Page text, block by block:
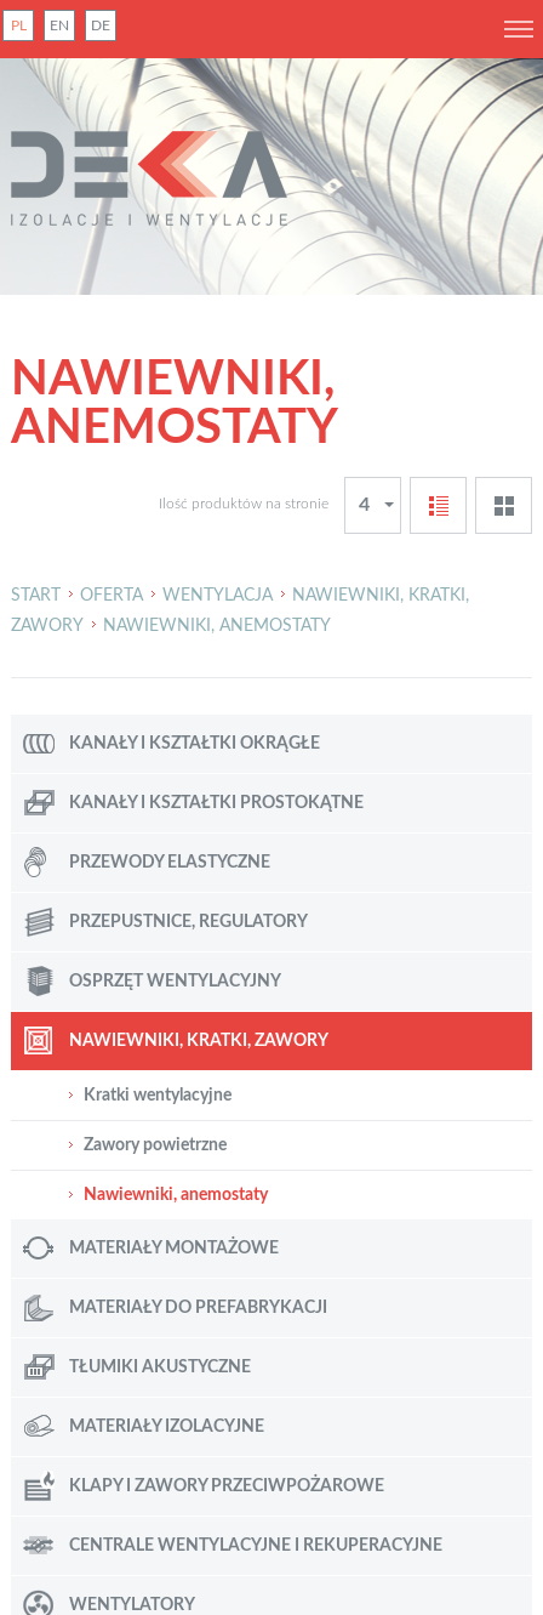
PL EN DE
NAWIEWNIKI,
ANEMOSTATY
Ilość produktów na stronie 4
24
START OFERTA WENTYLACJA
NAWIEWNIKI, KRATKI,
ZAWORY
NAWIEWNIKI, ANEMOSTATY
KANAŁY I KSZTAŁTKI OKRĄGŁE
KANAŁY I KSZTAŁTKI PROSTOKĄTNE
PRZEWODY ELASTYCZNE
PRZEPUSTNICE, REGULATORY
OSPRZĘT WENTYLACYJNY
NAWIEWNIKI, KRATKI, ZAWORY
Kratki wentylacyjne
Zawory powietrzne
Nawiewniki, anemostaty
MATERIAŁY MONTAŻOWE
MATERIAŁY DO PREFABRYKACJI
TŁUMIKI AKUSTYCZNE
MATERIAŁY IZOLACYJNE
KLAPY I ZAWORY PRZECIWPOŻAROWE
CENTRALE WENTYLACYJNE I REKUPERACYJNE
WENTYLATORY